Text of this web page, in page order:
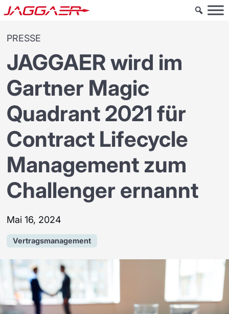
PRESSE
JAGGAER wird im
Gartner Magic
Quadrant 2021 für
Contract Lifecycle
Management zum
Challenger ernannt
Mai 16, 2024
Vertragsmanagement